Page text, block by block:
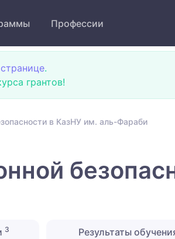
Профессии
.
грантов!
в КазНУ им. аль-Фараби
3 Результаты